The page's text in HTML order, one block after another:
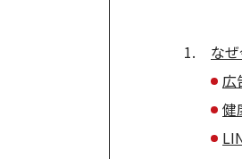
な
広
健